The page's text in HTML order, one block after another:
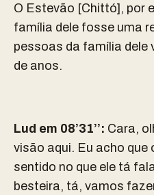
O Estevão [Chittó], por
família dele fosse uma
pessoas da família dele
de anos.
Lud em 08’31’’: Cara,
visão aqui. Eu acho que
sentido no que ele tá
besteira, tá, vamos